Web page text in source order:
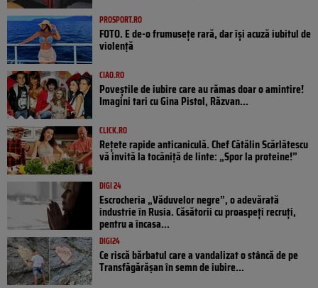
PROSPORT.RO
FOTO. E de-o frumusețe rară, dar își acuză iubitul de
violență
CIAO.RO
Poveştile de iubire care au rămas doar o amintire!
Imagini tari cu Gina Pistol, Răzvan...
CLICK.RO
Rețete rapide anticaniculă. Chef Cătălin Scărlătescu
vă invită la tocăniță de linte: „Spor la proteine!”
DIGI 24
Escrocheria „Văduvelor negre”, o adevărată
industrie în Rusia. Căsătorii cu proaspeți recruți,
pentru a încasa...
DIGI24
Ce riscă bărbatul care a vandalizat o stâncă de pe
Transfăgărășan în semn de iubire...